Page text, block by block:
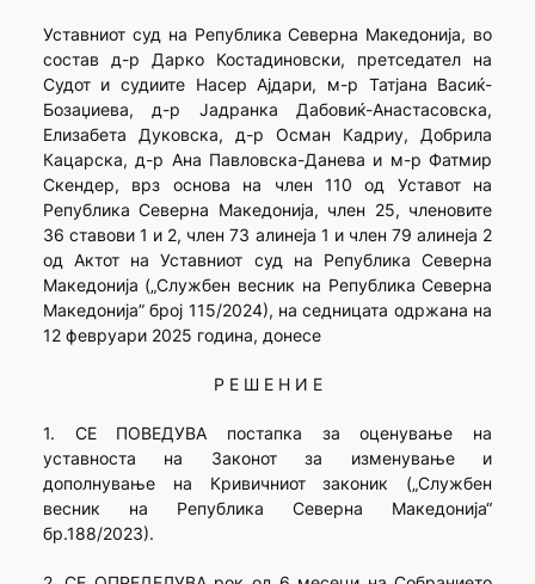
Уставниот суд на Република Северна Македонија, во
состав д-р Дарко Костадиновски, претседател на
Судот и судиите Насер Ајдари, м-р Татјана Васиќ-
Бозаџиева, д-р Јадранка Дабовиќ-Анастасовска,
Елизабета Дуковска, д-р Осман Кадриу, Добрила
Кацарска, д-р Ана Павловска-Данева и м-р Фатмир
Скендер, врз основа на член 110 од Уставот на
Република Северна Македонија, член 25, членовите
36 ставови 1 и 2, член 73 алинeja 1 и член 79 алинеја 2
од Актот на Уставниот суд на Република Северна
Македонија („Службен весник на Република Северна
Македонија” број 115/2024), на седницата одржана на
12 февруари 2025 година, донесе
Р Е Ш Е Н И Е
1. СЕ ПОВЕДУВА постапка за оценување на
уставноста на Законот за изменување и
дополнување на Кривичниот законик („Службен
весник на Република Северна Македонија“
бр.188/2023).